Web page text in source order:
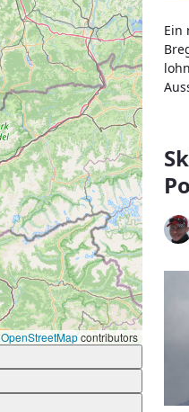
OpenStreetMapcontributors
Ein